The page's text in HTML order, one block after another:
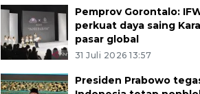
Pemprov Gorontalo:
perkuat daya saing
pasar global
31 Juli 2026 13:57
Presiden Prabowo